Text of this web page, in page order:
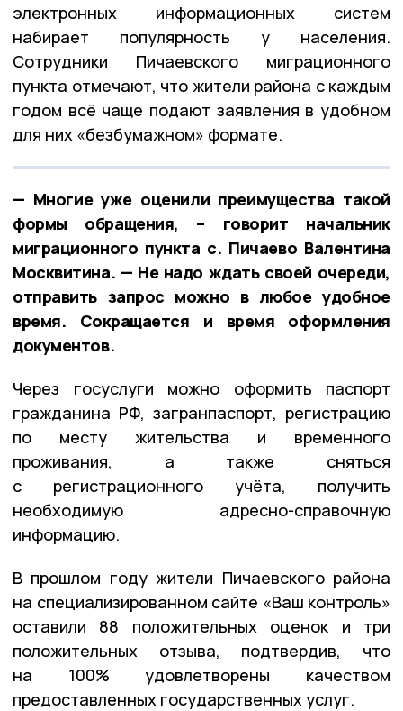
электронных информационных систем
набирает популярность у населения.
Сотрудники Пичаевского миграционного
пункта отмечают, что жители района с каждым
годом всё чаще подают заявления в удобном
для них «безбумажном» формате.
— Многие уже оценили преимущества такой
формы обращения, – говорит начальник
миграционного пункта с. Пичаево Валентина
Москвитина. — Не надо ждать своей очереди,
отправить запрос можно в любое удобное
время. Сокращается и время оформления
документов.
Через госуслуги можно оформить паспорт
гражданина РФ, загранпаспорт, регистрацию
по месту жительства и временного
проживания, а также сняться
с регистрационного учёта, получить
необходимую адресно-справочную
информацию.
В прошлом году жители Пичаевского района
на специализированном сайте «Ваш контроль»
оставили 88 положительных оценок и три
положительных отзыва, подтвердив, что
на 100% удовлетворены качеством
предоставленных государственных услуг.